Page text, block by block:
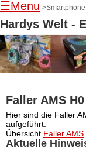
☰Menu-
Hardys Welt -
Faller AMS H0
Hier sind die Faller
aufgeführt.
Übersicht Faller AMS
Aktuelle
Navigation
überspringen